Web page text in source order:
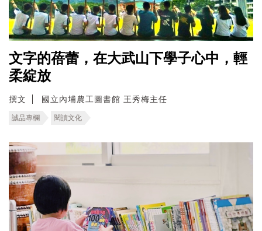
文字的蓓蕾，在大武山下學子心中，輕
柔綻放
撰文 國立內埔農工圖書館 王秀梅主任
誠品專欄 閱讀文化